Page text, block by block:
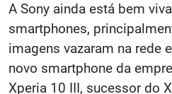
A Sony ainda está bem
smartphones,
imagens vazaram na rede
novo smartphone da
Xperia 10 III, sucessor do